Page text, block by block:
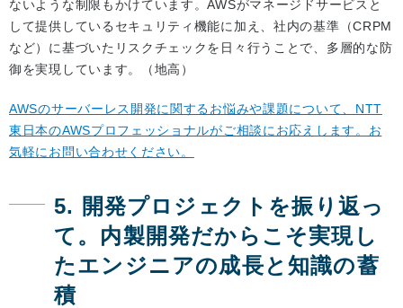
ないような制限もかけています。AWSがマネージドサービスと
して提供しているセキュリティ機能に加え、社内の基準（CRPM
など）に基づいたリスクチェックを日々行うことで、多層的な防
御を実現しています。（地高）
AWSのサーバーレス開発に関するお悩みや課題について、NTT
東日本のAWSプロフェッショナルがご相談にお応えします。お
気軽にお問い合わせください。
5. 開発プロジェクトを振り返っ
て。内製開発だからこそ実現し
たエンジニアの成長と知識の蓄
積